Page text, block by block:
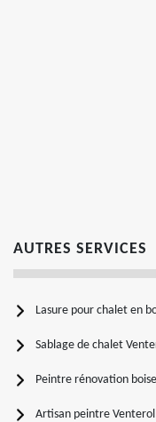
AUTRES SERVICES
Lasure pour chalet en
Sablage de chalet
Peintre rénovation
Artisan peintre Venterol